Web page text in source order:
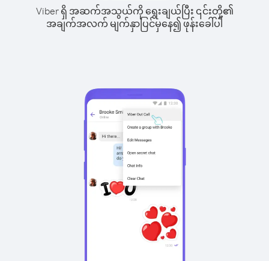
Viber ရှိ အဆက်အသွယ်ကို ရွေးချယ်ပြီး ၎င်းတို့၏
အချက်အလက် မျက်နှာပြင်မှနေ၍ ဖုန်းခေါ်ပါ